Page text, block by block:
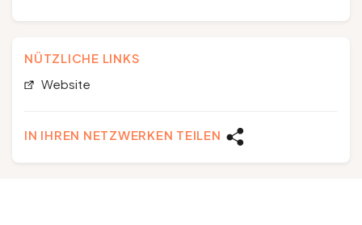
NÜTZLICHE LINKS
Website
IN IHREN NETZWERKEN TEILEN